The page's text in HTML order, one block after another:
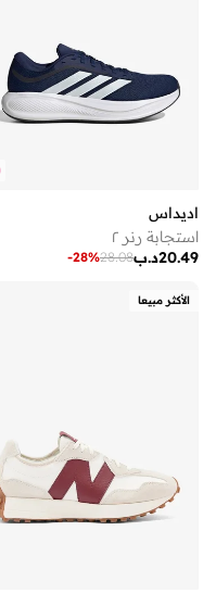
اديداس
استجابة رنر ٢
د.ب20.49
28.08
-28%
الأكثر مبيعا